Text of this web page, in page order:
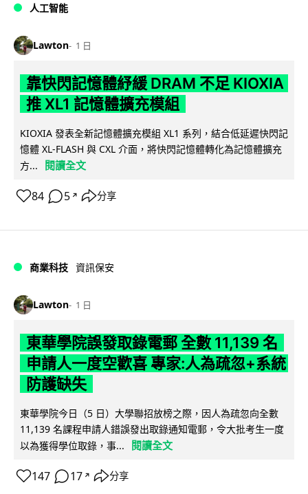
人工智能
Lawton 1 日
靠快閃記憶體紓緩 DRAM 不足 KIOXIA
推 XL1 記憶體擴充模組
KIOXIA 發表全新記憶體擴充模組 XL1 系列，結合低延遲快閃記
憶體 XL-FLASH 與 CXL 介面，將快閃記憶體轉化為記憶體擴充
方...
閱讀全文
84 5 ↗ 分享
商業科技 資訊保安
Lawton 1 日
東華學院誤發取錄電郵 全數 11,139 名
申請人一度空歡喜 專家:人為疏忽+系統
防護缺失
東華學院今日（5 日）大學聯招放榜之際，因人為疏忽向全數
11,139 名課程申請人錯誤發出取錄通知電郵，令大批考生一度
以為獲得學位取錄，事...
閱讀全文
147 17 ↗ 分享